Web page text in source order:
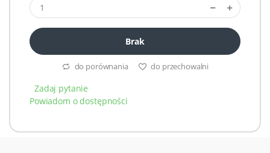
Brak
do porównania do przechowalni
Zadaj pytanie
Powiadom o dostępności